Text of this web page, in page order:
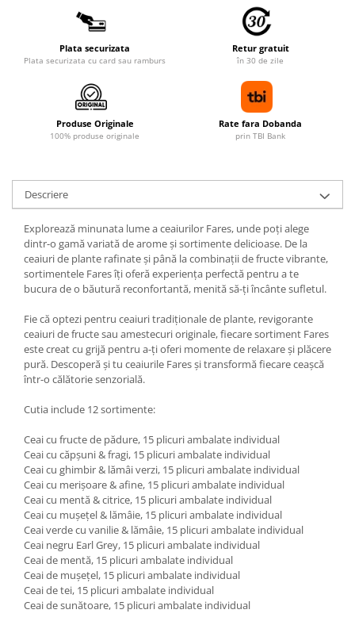
Plata securizata
Plata securizata cu card sau ramburs
Retur gratuit
în 30 de zile
Produse Originale
100% produse originale
Rate fara Dobanda
prin TBI Bank
Descriere
Explorează minunata lume a ceaiurilor Fares, unde poți alege
dintr-o gamă variată de arome și sortimente delicioase. De la
ceaiuri de plante rafinate și până la combinații de fructe vibrante,
sortimentele Fares îți oferă experiența perfectă pentru a te
bucura de o băutură reconfortantă, menită să-ți încânte sufletul.
Fie că optezi pentru ceaiuri tradiționale de plante, revigorante
ceaiuri de fructe sau amestecuri originale, fiecare sortiment Fares
este creat cu grijă pentru a-ți oferi momente de relaxare și plăcere
pură. Descoperă și tu ceaiurile Fares și transformă fiecare ceașcă
într-o călătorie senzorială.
Cutia include 12 sortimente:
Ceai cu fructe de pădure, 15 plicuri ambalate individual
Ceai cu căpșuni & fragi, 15 plicuri ambalate individual
Ceai cu ghimbir & lămâi verzi, 15 plicuri ambalate individual
Ceai cu merișoare & afine, 15 plicuri ambalate individual
Ceai cu mentă & citrice, 15 plicuri ambalate individual
Ceai cu mușețel & lămâie, 15 plicuri ambalate individual
Ceai verde cu vanilie & lămâie, 15 plicuri ambalate individual
Ceai negru Earl Grey, 15 plicuri ambalate individual
Ceai de mentă, 15 plicuri ambalate individual
Ceai de mușețel, 15 plicuri ambalate individual
Ceai de tei, 15 plicuri ambalate individual
Ceai de sunătoare, 15 plicuri ambalate individual